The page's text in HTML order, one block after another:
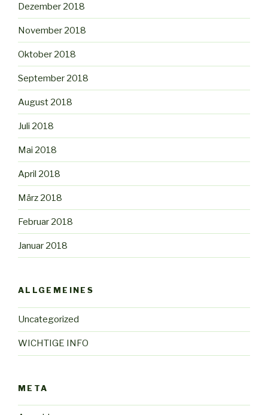
Dezember 2018
November 2018
Oktober 2018
September 2018
August 2018
Juli 2018
Mai 2018
April 2018
März 2018
Februar 2018
Januar 2018
ALLGEMEINES
Uncategorized
WICHTIGE INFO
META